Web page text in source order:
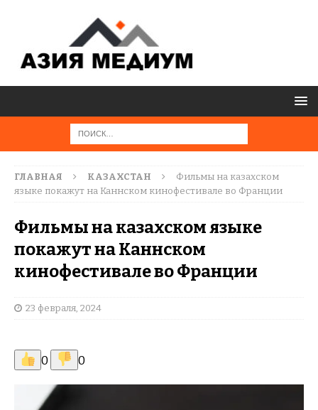
ГЛАВНАЯ КАЗАХСТАН
Фильмы на казахском
языке покажут на Каннском кинофестивале во Франции
Фильмы на казахском языке
покажут на Каннском
кинофестивале во Франции
23 февраля, 2024
0 0